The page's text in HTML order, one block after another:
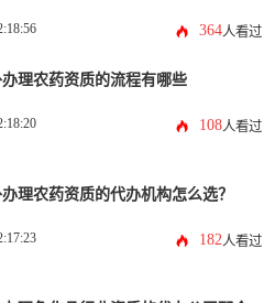
364人看过
理农药资质的流程有哪些
108人看过
理农药资质的代办机构怎么选？
182人看过